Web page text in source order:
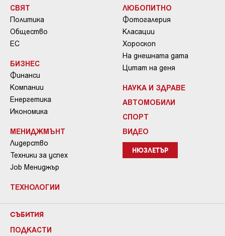
СВЯТ
Политика
Общество
ЕС
БИЗНЕС
Финанси
Компании
Енергетика
Икономика
МЕНИДЖМЪНТ
Лидерство
Техники за успех
Job Мениджър
ТЕХНОЛОГИИ
ЛЮБОПИТНО
Фотогалерия
Класации
Хороскоп
На днешната дата
Цитат на деня
НАУКА И ЗДРАВЕ
АВТОМОБИЛИ
СПОРТ
ВИДЕО
НЮЗЛЕТЪР
СЪБИТИЯ
ПОДКАСТИ